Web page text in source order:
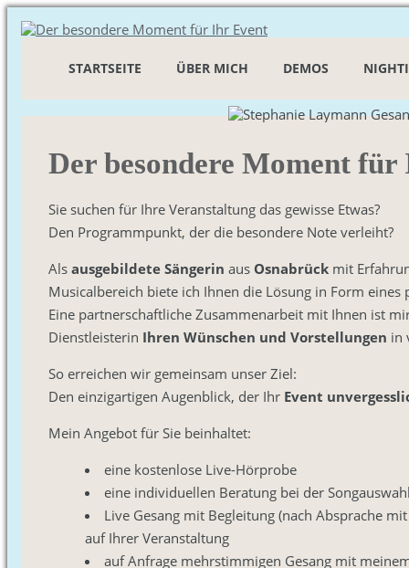
STARTSEITE ÜBER MICH DEMOS
Der besondere Moment
Sie suchen für Ihre Veranstaltung das gewisse Etwas?
Den Programmpunkt, der die besondere Note verleiht?
Als ausgebildete Sängerin aus Osnabrück mit
Musicalbereich biete ich Ihnen die Lösung in Form
Eine partnerschaftliche Zusammenarbeit mit Ihnen ist
Dienstleisterin Ihren Wünschen und Vorstellungen in
So erreichen wir gemeinsam unser Ziel:
Den einzigartigen Augenblick, der Ihr Event
Mein Angebot für Sie beinhaltet:
eine kostenlose Live-Hörprobe
eine individuellen Beratung bei der
Live Gesang mit Begleitung (nach Absprache
auf Ihrer Veranstaltung
auf Anfrage mehrstimmigen Gesang mit